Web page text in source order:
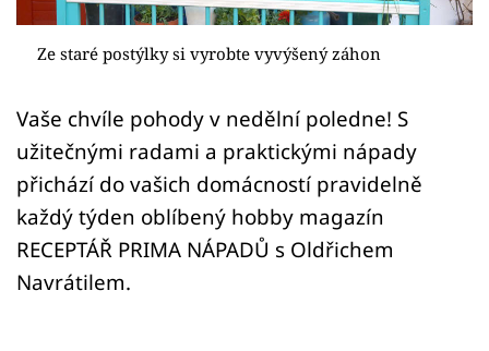
Sledujte nás
Ze staré postýlky si vyrobte vyvýšený záhon
Vaše chvíle pohody v nedělní poledne! S
užitečnými radami a praktickými nápady
přichází do vašich domácností pravidelně
každý týden oblíbený hobby magazín
RECEPTÁŘ PRIMA NÁPADŮ s Oldřichem
Navrátilem.